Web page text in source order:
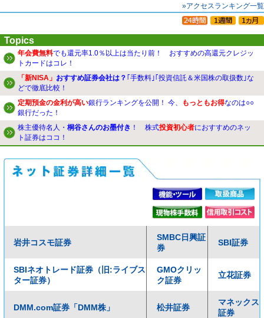
»アクセスランキング一覧
Topics
年会費無料でも還元率1.0％以上は当たり前！ おすすめの高還元クレジッ
トカードはコレ！
「新NISA」 おすすめ証券会社は？ ｢手数料｣｢投資信託＆米国株の取扱数｣な
どで徹底比較！
定期預金の金利が高い銀行ランキングを公開！ 今、 もっともお得なのは○○
銀行だった！
株主優待名人・ 桐谷さんのお墨付き ！ 株式投資初心者におすすめのネッ
ト証券はココ！
岩井コスモ証券
SMBC日興証
券
SBI証券
SBIネオトレード証券（旧:ライブス
ター証券）
GMOクリッ
ク証券
立花証券
DMM.com証券「DMM株」 松井証券
マネックス
証券